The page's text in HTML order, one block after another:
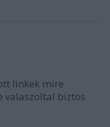
linkek mire
valaszoltal biztos